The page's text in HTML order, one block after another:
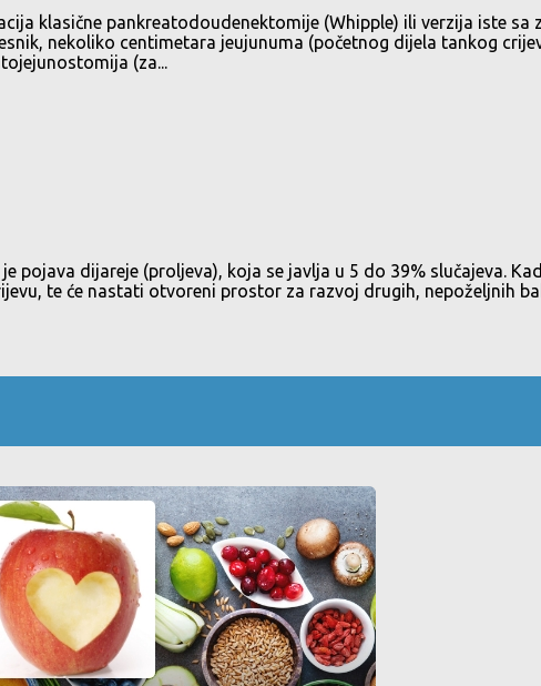
klasične pankreatodoudenektomije (Whipple) ili verzija iste sa
nekoliko centimetara jeujunuma (početnog dijela tankog
(za...
pojava dijareje (proljeva), koja se javlja u 5 do 39% slučajeva.
te će nastati otvoreni prostor za razvoj drugih, nepoželjnih